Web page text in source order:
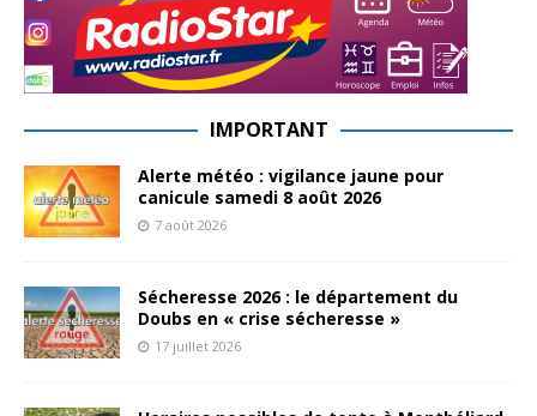
IMPORTANT
Alerte météo : vigilance jaune pour
canicule samedi 8 août 2026
7 août 2026
Sécheresse 2026 : le département du
Doubs en « crise sécheresse »
17 juillet 2026